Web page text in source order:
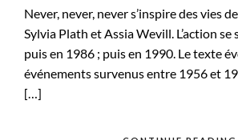
Never, never, never s’inspire des vies
Sylvia Plath et Assia Wevill. L’action se
puis en 1986 ; puis en 1990. Le texte
événements survenus entre 1956 et
[…]